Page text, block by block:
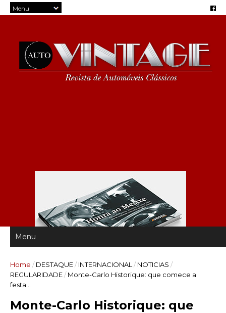
Home / DESTAQUE/ INTERNACIONAL / NOTICIAS /
REGULARIDADE/ Monte-Carlo Historique: que comece a
festa…
Monte-Carlo Historique: que